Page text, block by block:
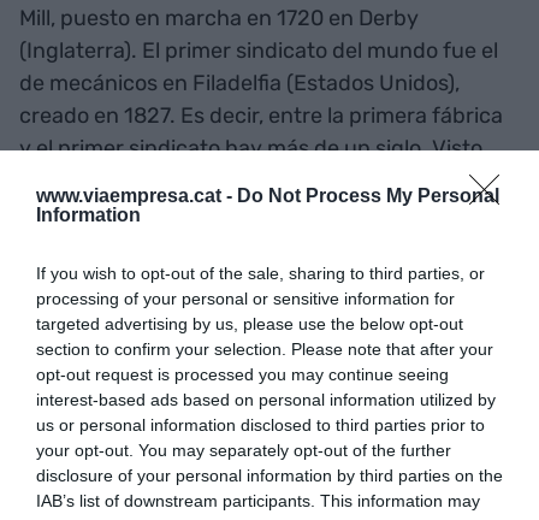
www.viaempresa.cat - Do Not Process My Personal
Information
If you wish to opt-out of the sale, sharing to third parties, or
processing of your personal or sensitive information for
targeted advertising by us, please use the below opt-out
section to confirm your selection. Please note that after your
opt-out request is processed you may continue seeing
interest-based ads based on personal information utilized by
us or personal information disclosed to third parties prior to
your opt-out. You may separately opt-out of the further
disclosure of your personal information by third parties on the
IAB’s list of downstream participants. This information may
Mill, puesto en marcha en 1720 en Derby
(Inglaterra). El primer sindicato del mundo fue el
de mecánicos en Filadelfia (Estados Unidos),
creado en 1827. Es decir, entre la primera fábrica
y el primer sindicato hay más de un siglo. Visto
así, quizás es normal que ya tengamos en marcha
potentes transformaciones digitales, pero que
nuestros derechos.
2 de abril: El cerebro y la memoria
"El cerebro se inventó para salir de casa, y la
memoria para volver a casa”.